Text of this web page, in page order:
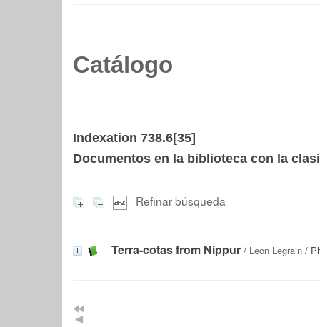
Catálogo
Indexation 738.6[35]
Documentos en la biblioteca con la
Refinar búsqueda
Terra-cotas from Nippur / Leon Legrain /